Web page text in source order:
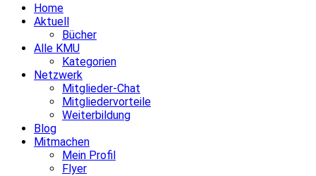
Home
Aktuell
Bücher
Alle KMU
Kategorien
Netzwerk
Mitglieder-Chat
Mitgliedervorteile
Weiterbildung
Blog
Mitmachen
Mein Profil
Flyer